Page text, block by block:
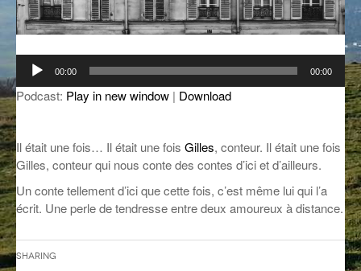
GROOVE N SUN
LA MINUTE LITTÉRAIRE
MUSIQUE DES ANTIPODES
PLUS DE MIX
Lecteur
audio
00:00 00:00
Podcast: Play in new window | Download
Il était une fois… Il était une fois Gilles, conteur. Il était une fois
Gilles, conteur qui nous conte des contes d’ici et d’ailleurs.
Un conte tellement d’ici que cette fois, c’est même lui qui l’a
écrit. Une perle de tendresse entre deux amoureux à distance.
Sharing